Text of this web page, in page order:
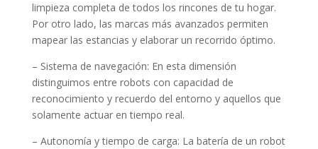
limpieza completa de todos los rincones de tu hogar.
Por otro lado, las marcas más avanzados permiten
mapear las estancias y elaborar un recorrido óptimo.
– Sistema de navegación: En esta dimensión
distinguimos entre robots con capacidad de
reconocimiento y recuerdo del entorno y aquellos que
solamente actuar en tiempo real.
– Autonomía y tiempo de carga: La batería de un robot